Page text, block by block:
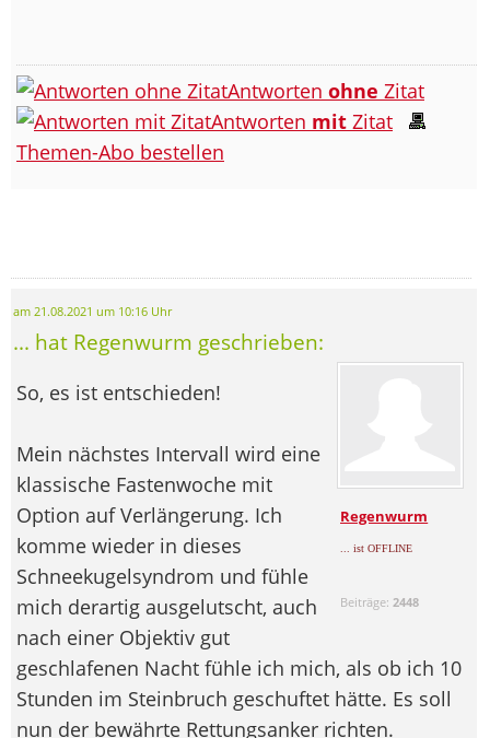
Antworten ohne Zitat
Antworten mit Zitat
Themen-Abo bestellen
am 21.08.2021 um 10:16 Uhr
... hat Regenwurm geschrieben:
Regenwurm
... ist OFFLINE
Beiträge: 2448
So, es ist entschieden!
Mein nächstes Intervall wird eine
klassische Fastenwoche mit
Option auf Verlängerung. Ich
komme wieder in dieses
Schneekugelsyndrom und fühle
mich derartig ausgelutscht, auch
nach einer Objektiv gut
geschlafenen Nacht fühle ich mich, als ob ich 10
Stunden im Steinbruch geschuftet hätte. Es soll
nun der bewährte Rettungsanker richten.